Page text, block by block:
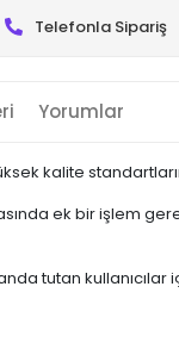
Telefonla Sipariş
Yorumlar
kalite
ek bir işlem
tutan